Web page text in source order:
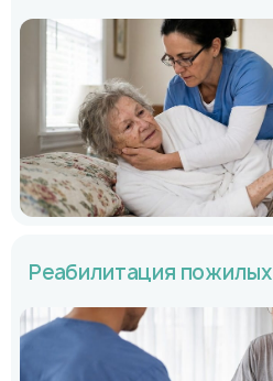
Реабилитация пожилых